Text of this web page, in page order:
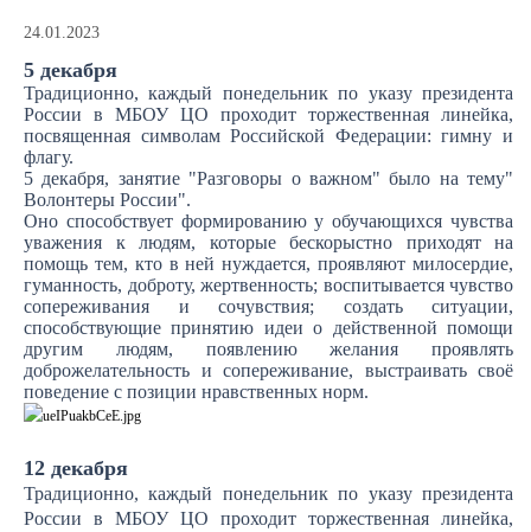
24.01.2023
5 декабря
Традиционно, каждый понедельник по указу президента
России в МБОУ ЦО проходит торжественная линейка,
посвященная символам Российской Федерации: гимну и
флагу.
5 декабря, занятие "Разговоры о важном" было на тему"
Волонтеры России".
Оно способствует формированию у обучающихся чувства
уважения к людям, которые бескорыстно приходят на
помощь тем, кто в ней нуждается, проявляют милосердие,
гуманность, доброту, жертвенность; воспитывается чувство
сопереживания и сочувствия; создать ситуации,
способствующие принятию идеи о действенной помощи
другим людям, появлению желания проявлять
доброжелательность и сопереживание, выстраивать своё
поведение с позиции нравственных норм.
12 декабря
Традиционно, каждый понедельник по указу президента
России в МБОУ ЦО проходит торжественная линейка,